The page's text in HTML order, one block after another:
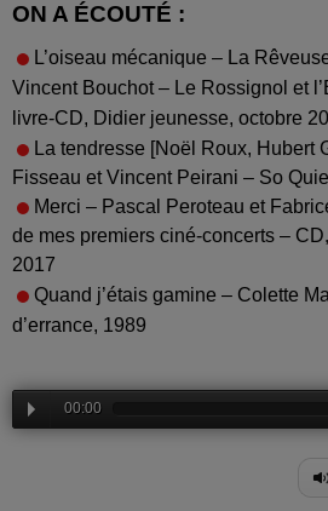
ON A ÉCOUTÉ :
L’oiseau mécanique – La
Vincent Bouchot – Le Rossignol et
livre-CD, Didier jeunesse, octobre
La tendresse [Noël Roux, Hubert
Fisseau et Vincent Peirani – So
Merci – Pascal Peroteau et
de mes premiers ciné-concerts –
2017
Quand j’étais gamine – Colette
d’errance, 1989
00:00